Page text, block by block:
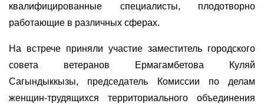
квалифицированные специалисты, плодотворно
работающие в различных сферах.
На встрече приняли участие заместитель городского
совета ветеранов Ермагамбетова Куляй
Сагындыккызы, председатель Комиссии по делам
женщин-трудящихся территориального объединения